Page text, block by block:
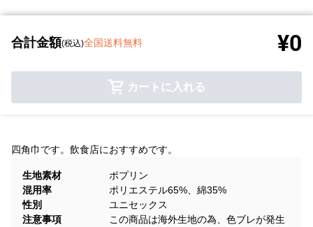
合計金額(税込)全国送料無料 ¥0
カートに入れる
四角巾です。飲食店におすすめです。
生地素材
ポプリン
混用率
ポリエステル65%、綿35%
性別
ユニセックス
注意事項
この商品は海外生地の為、色ブレが発生